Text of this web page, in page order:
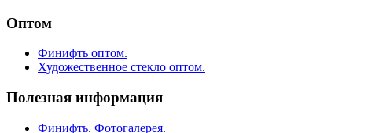
Оптом
Финифть оптом.
Художественное стекло оптом.
Полезная информация
Финифть. Фотогалерея.